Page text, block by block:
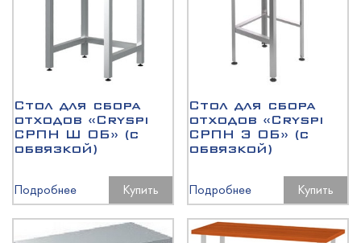
Стол для сбора
отходов «Cryspi
СРПН Ш ОБ» (с
обвязкой)
Подробнее Купить
Стол для сбора
отходов «Cryspi
СРПН Э ОБ» (с
обвязкой)
Подробнее Купить